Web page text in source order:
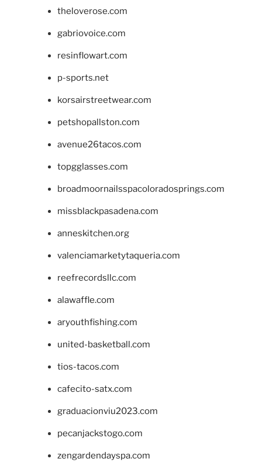
theloverose.com
gabriovoice.com
resinflowart.com
p-sports.net
korsairstreetwear.com
petshopallston.com
avenue26tacos.com
topgglasses.com
broadmoornailsspacoloradosprings.com
missblackpasadena.com
anneskitchen.org
valenciamarketytaqueria.com
reefrecordsllc.com
alawaffle.com
aryouthfishing.com
united-basketball.com
tios-tacos.com
cafecito-satx.com
graduacionviu2023.com
pecanjackstogo.com
zengardendayspa.com